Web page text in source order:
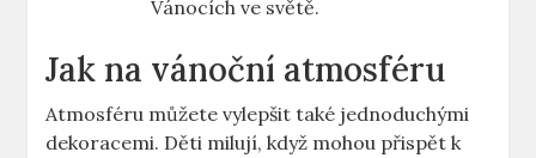
Vánocích ve světě.
Jak na vánoční atmosféru
Atmosféru můžete vylepšit také jednoduchými
dekoracemi. Děti milují, když mohou přispět k